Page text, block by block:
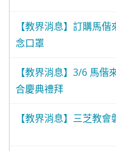
【教界消息】訂購馬
念口罩
【教界消息】3/6 馬偕
合慶典禮拜
【教界消息】三芝教會